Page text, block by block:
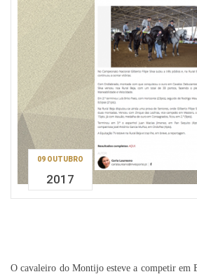
09 OUTUBRO
2017
O cavaleiro do Montijo esteve a competir em